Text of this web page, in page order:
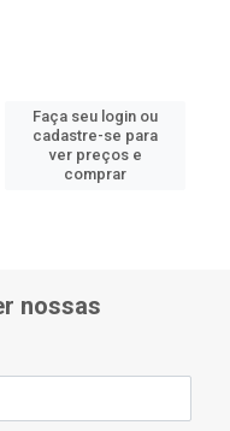
Faça seu login ou
cadastre-se para
ver preços e
comprar
nossas